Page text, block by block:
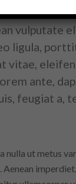
vulputate
ligula,
vitae,
ante,
feugiat a,
nulla ut metus
Aenean